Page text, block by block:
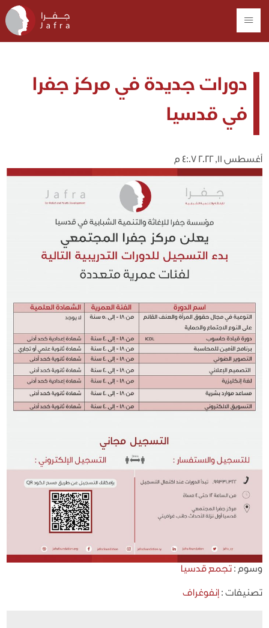
دورات جديدة في مركز جفرا
في قدسيا
أغسطس 11, 2022 4:07 م
وسوم :تجمع قدسيا
تصنيفات :إنفوغراف